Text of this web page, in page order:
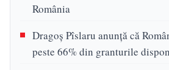
România
Dragoș Pîslaru anunță că
peste 66% din granturile